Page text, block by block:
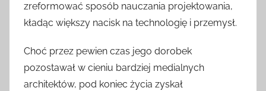
zreformować sposób nauczania projektowania,
kładąc większy nacisk na technologię i przemysł.
Choć przez pewien czas jego dorobek
pozostawał w cieniu bardziej medialnych
architektów, pod koniec życia zyskał